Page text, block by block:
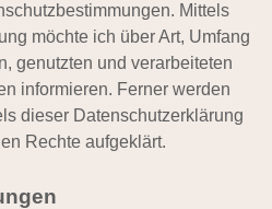
Mittels
möchte ich über Art, Umfang
genutzten und verarbeiteten
informieren. Ferner werden
dieser Datenschutzerklärung
Rechte aufgeklärt.